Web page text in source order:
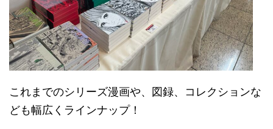
これまでのシリーズ漫画や、図録、コレクションな
ども幅広くラインナップ！